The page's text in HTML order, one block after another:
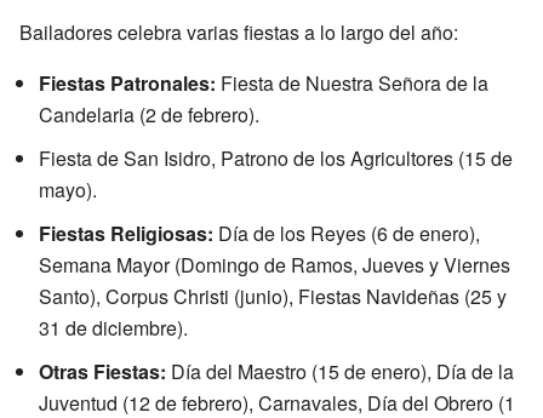
Bailadores celebra varias fiestas a lo largo del año:
Fiestas Patronales: Fiesta de Nuestra Señora de la
Candelaria (2 de febrero).
Fiesta de San Isidro, Patrono de los Agricultores (15 de
mayo).
Fiestas Religiosas: Día de los Reyes (6 de enero),
Semana Mayor (Domingo de Ramos, Jueves y Viernes
Santo), Corpus Christi (junio), Fiestas Navideñas (25 y
31 de diciembre).
Otras Fiestas: Día del Maestro (15 de enero), Día de la
Juventud (12 de febrero), Carnavales, Día del Obrero (1